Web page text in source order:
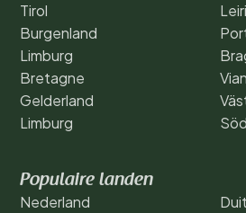
Tirol
Burgenland
Limburg
Bretagne
Gelderland
Limburg
Populaire landen
Nederland